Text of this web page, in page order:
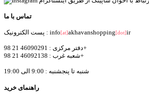
تماس با ما
پست الکترونیک : info[at]akhavanshopping[dot]ir
دفتر مرکزی : 46090291 21 98+
شعبه غرب : 46092138 21 98+
شنبه تا پنجشنبه : 9:00 الی 19:00
راهنمای خرید